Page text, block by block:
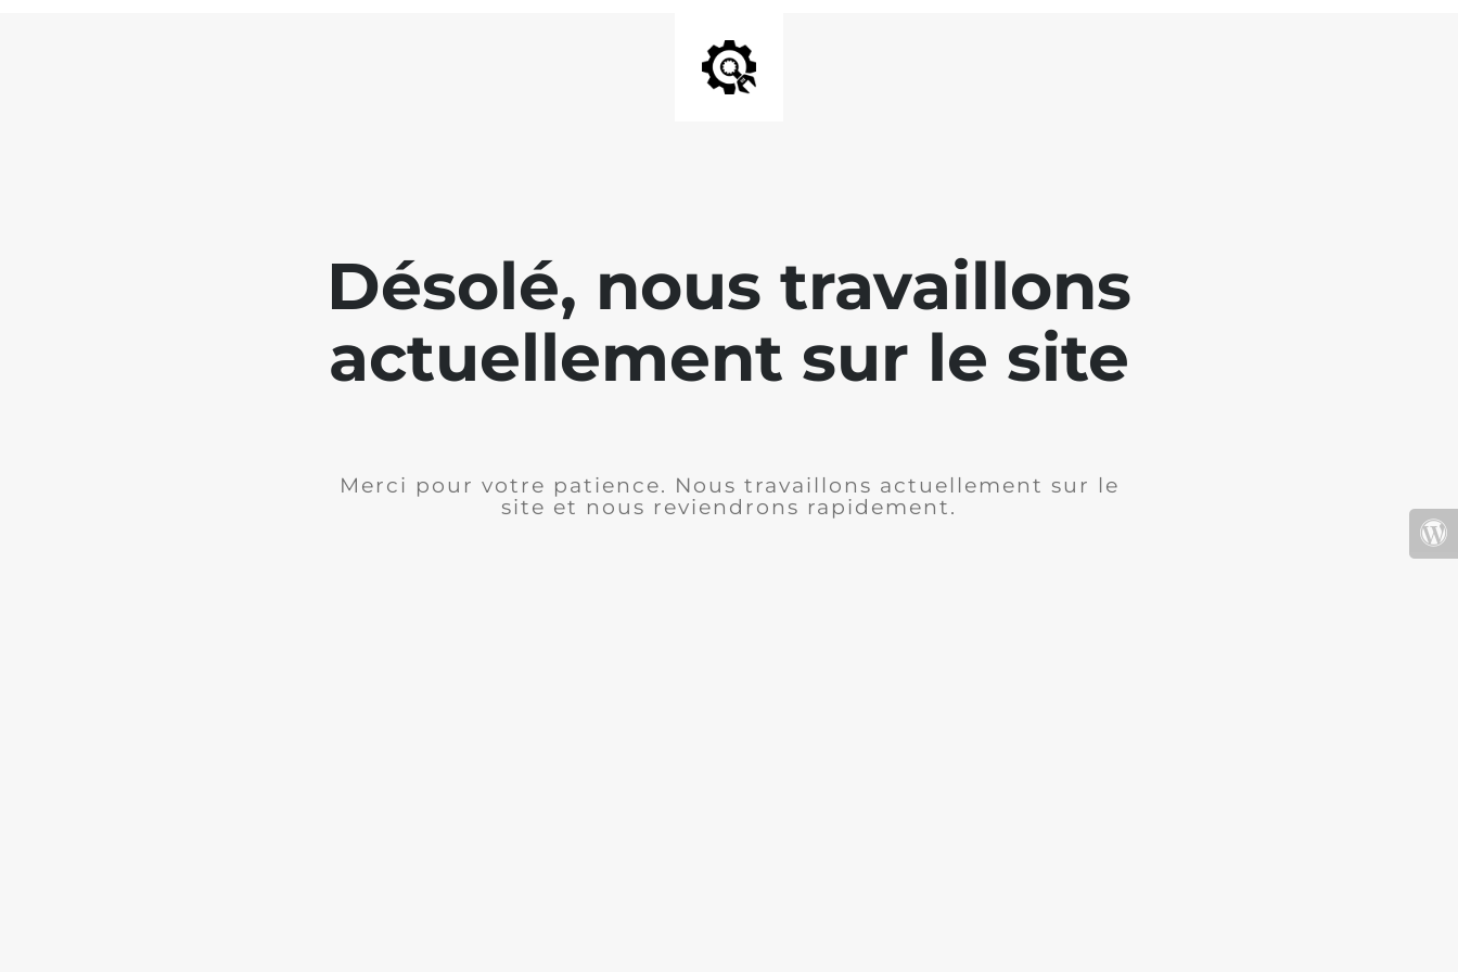
Désolé, nous travaillons
actuellement sur le site
Merci pour votre patience. Nous travaillons actuellement sur le
site et nous reviendrons rapidement.